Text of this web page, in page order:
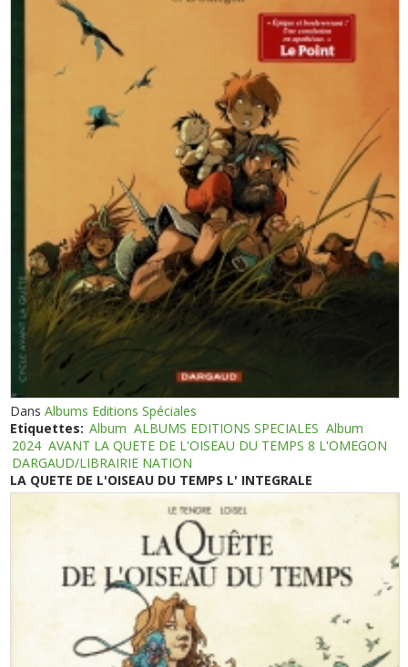
DansAlbums Editions Spéciales
Etiquettes: Album ALBUMS EDITIONS SPECIALES Album
2024 AVANT LA QUETE DE L'OISEAU DU TEMPS 8 L'OMEGON
DARGAUD/LIBRAIRIE NATION
LA QUETE DE L'OISEAU DU TEMPS L' INTEGRALE